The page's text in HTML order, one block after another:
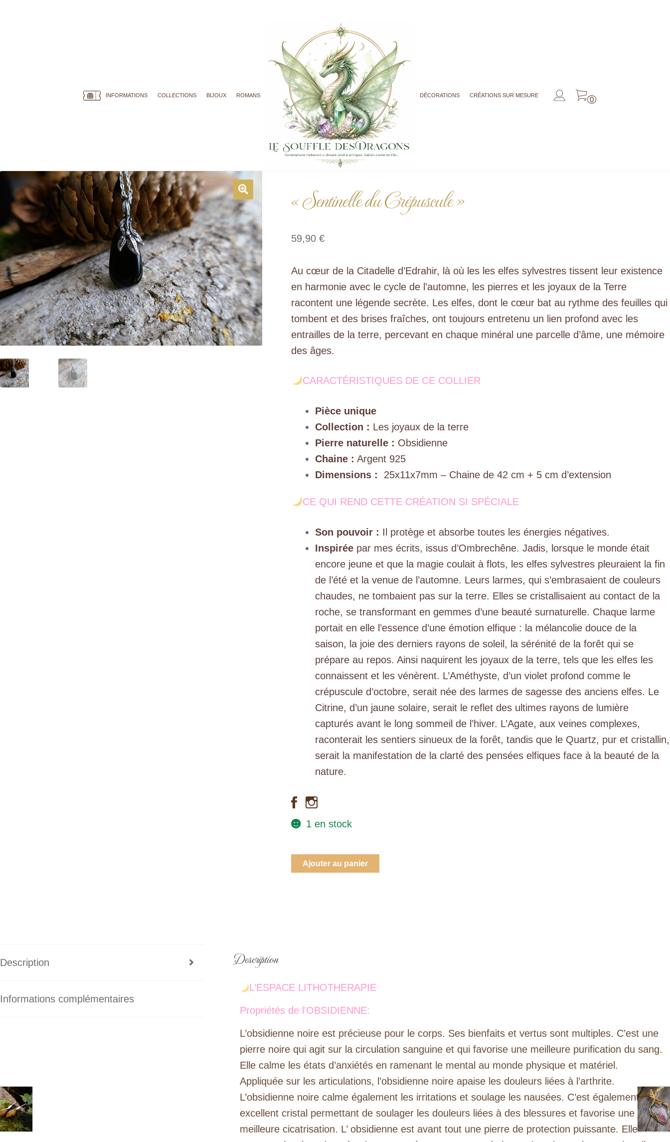
INFORMATIONS COLLECTIONS BIJOUX ROMANS DÉCORATIONS CRÉATIONS SUR MESURE 0
« Sentinelle du Crépuscule »
59,90€
Au cœur de la Citadelle d’Edrahir, là où les les elfes sylvestres tissent leur existence
en harmonie avec le cycle de l’automne, les pierres et les joyaux de la Terre
racontent une légende secrète. Les elfes, dont le cœur bat au rythme des feuilles qui
tombent et des brises fraîches, ont toujours entretenu un lien profond avec les
entrailles de la terre, percevant en chaque minéral une parcelle d’âme, une mémoire
des âges.
CARACTÉRISTIQUES DE CE COLLIER
Pièce unique
Collection : Les joyaux de la terre
Pierre naturelle : Obsidienne
Chaine : Argent 925
Dimensions :
25x11x7mm – Chaine de 42 cm + 5 cm d’extension
CE QUI REND CETTE CRÉATION SI SPÉCIALE
Son pouvoir : Il protège et absorbe toutes les énergies négatives.
Inspirée par mes écrits, issus d’Ombrechêne. Jadis, lorsque le monde était
encore jeune et que la magie coulait à flots, les elfes sylvestres pleuraient la fin
de l’été et la venue de l’automne. Leurs larmes, qui s’embrasaient de couleurs
chaudes, ne tombaient pas sur la terre. Elles se cristallisaient au contact de la
roche, se transformant en gemmes d’une beauté surnaturelle. Chaque larme
portait en elle l’essence d’une émotion elfique : la mélancolie douce de la
saison, la joie des derniers rayons de soleil, la sérénité de la forêt qui se
prépare au repos. Ainsi naquirent les joyaux de la terre, tels que les elfes les
connaissent et les vénèrent. L’Améthyste, d’un violet profond comme le
crépuscule d’octobre, serait née des larmes de sagesse des anciens elfes. Le
Citrine, d’un jaune solaire, serait le reflet des ultimes rayons de lumière
capturés avant le long sommeil de l’hiver. L’Agate, aux veines complexes,
raconterait les sentiers sinueux de la forêt, tandis que le Quartz, pur et cristallin,
serait la manifestation de la clarté des pensées elfiques face à la beauté de la
nature.
1 en stock
quantité
de
Ajouter au panier
Description
Informations complémentaires
Description
L’ESPACE LITHOTHERAPIE
Propriétés de l’OBSIDIENNE:
L’obsidienne noire est précieuse pour le corps. Ses bienfaits et vertus sont multiples. C’est une
pierre noire qui agit sur la circulation sanguine et qui favorise une meilleure purification du sang.
Elle calme les états d’anxiétés en ramenant le mental au monde physique et matériel.
Appliquée sur les articulations, l’obsidienne noire apaise les douleurs liées à l’arthrite.
L’obsidienne noire calme également les irritations et soulage les nausées. C’est également un
excellent cristal permettant de soulager les douleurs liées à des blessures et favorise une
meilleure cicatrisation. L’ obsidienne est avant tout une pierre de protection puissante. Elle